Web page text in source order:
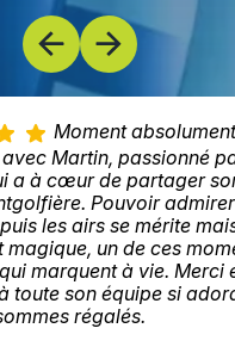
Moment absolument
Martin, passionné
a à cœur de partager
Pouvoir
les airs se mérite
magique, un de ces
marquent à vie. Merci
toute son équipe si
régalés.